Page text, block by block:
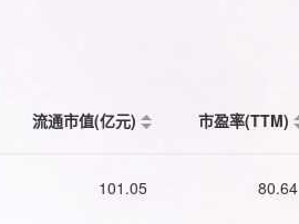
流通市值(亿元) 市盈率(TTM)
101.05 80.64